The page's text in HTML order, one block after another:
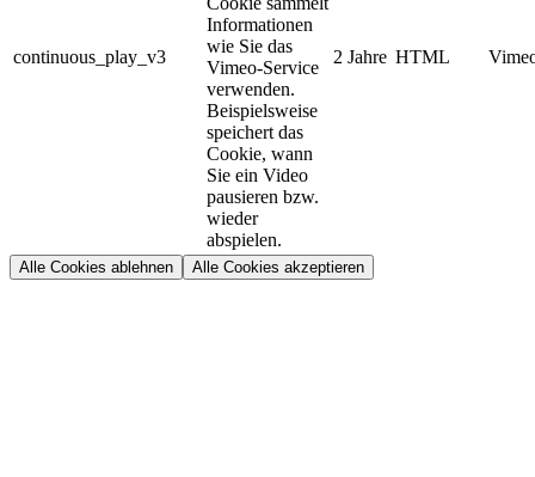
continuous_play_v3
Informationen
wie Sie das
Vimeo-Service
verwenden.
Beispielsweise
speichert das
Cookie, wann
Sie ein Video
pausieren bzw.
wieder
abspielen.
2 Jahre HTML
Alle Cookies ablehnen Alle Cookies akzeptieren